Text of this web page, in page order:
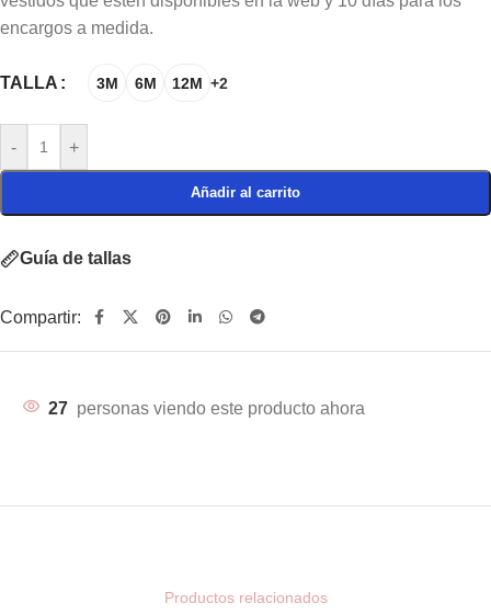
encargos a medida.
TALLA 3M 6M 12M +2
- +
Añadir al carrito
Guía de tallas
Compartir:
27 personas viendo este producto ahora
Productos relacionados